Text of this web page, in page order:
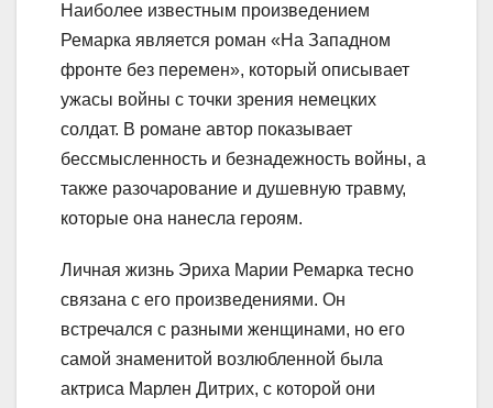
Наиболее известным произведением
Ремарка является роман «На Западном
фронте без перемен», который описывает
ужасы войны с точки зрения немецких
солдат. В романе автор показывает
бессмысленность и безнадежность войны, а
также разочарование и душевную травму,
которые она нанесла героям.
Личная жизнь Эриха Марии Ремарка тесно
связана с его произведениями. Он
встречался с разными женщинами, но его
самой знаменитой возлюбленной была
актриса Марлен Дитрих, с которой они